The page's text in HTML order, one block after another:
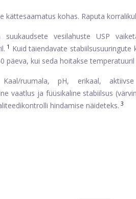
kättesaamatus kohas. Raputa
suukaudsete vesilahuste USP
1 Kuid täiendavate
päeva, kui seda hoitakse temperatuuril
Kaal/ruumala, pH, erikaal,
vaatlus ja füüsikaline stabiilsus
hindamise näideteks. 3